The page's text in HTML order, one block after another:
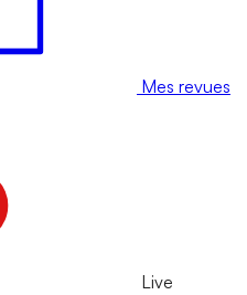
Mes revues
Live